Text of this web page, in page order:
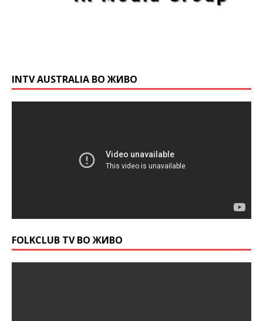
INTV AUSTRALIA ВО ЖИВО
FOLKCLUB TV ВО ЖИВО